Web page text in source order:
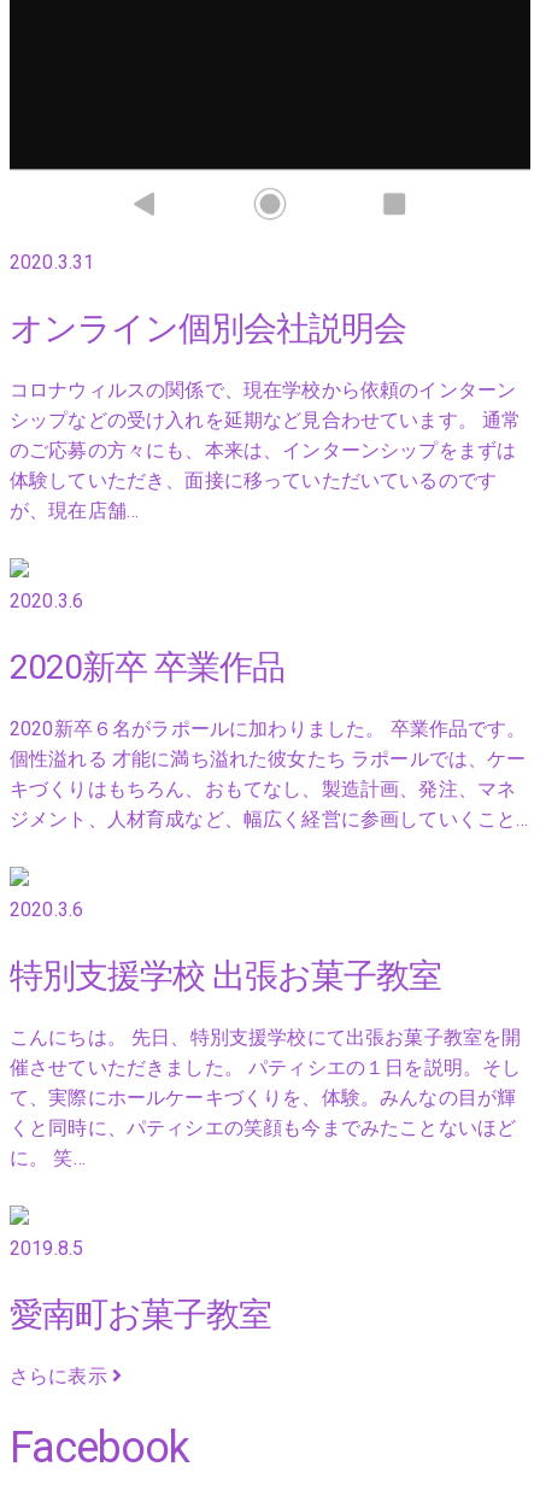
2020.3.31
オンライン個別会社説明会
コロナウィルスの関係で、現在学校から依頼のインターン
シップなどの受け入れを延期など見合わせています。 通常
のご応募の方々にも、本来は、インターンシップをまずは
体験していただき、面接に移っていただいているのです
が、現在店舗…
2020.3.6
2020新卒 卒業作品
2020新卒６名がラポールに加わりました。 卒業作品です。
個性溢れる 才能に満ち溢れた彼女たち ラポールでは、ケー
キづくりはもちろん、おもてなし、製造計画、発注、マネ
ジメント、人材育成など、幅広く経営に参画していくこと…
2020.3.6
特別支援学校 出張お菓子教室
こんにちは。 先日、特別支援学校にて出張お菓子教室を開
催させていただきました。 パティシエの１日を説明。そし
て、実際にホールケーキづくりを、体験。みんなの目が輝
くと同時に、パティシエの笑顔も今までみたことないほど
に。 笑…
2019.8.5
愛南町お菓子教室
さらに表示
Facebook